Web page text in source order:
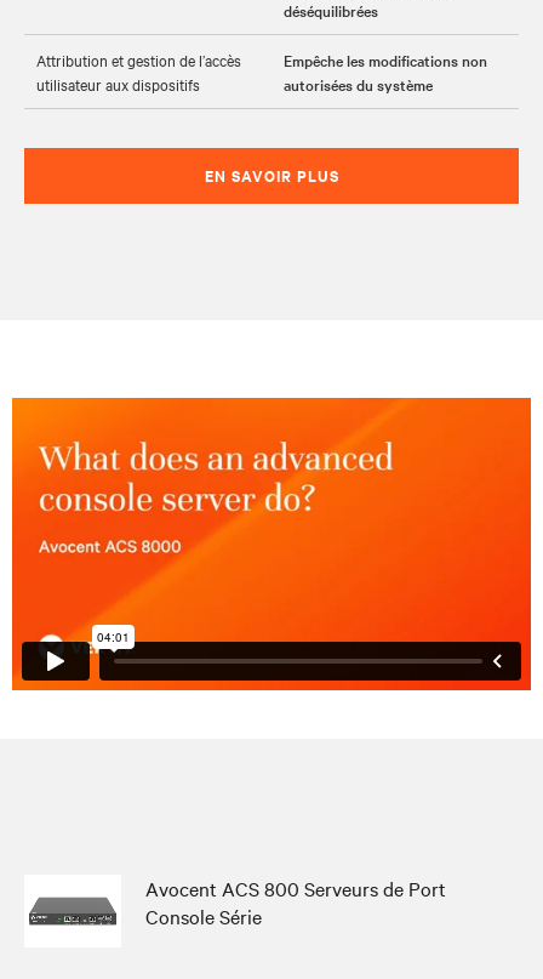
déséquilibrées
Attribution et gestion de l’accès
utilisateur aux dispositifs
Empêche les modifications non
autorisées du système
EN SAVOIR PLUS
Avocent ACS 800 Serveurs de Port
Console Série